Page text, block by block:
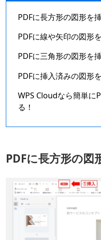
PDFに長方形の図形を
PDFに線や矢印の図形
PDFに三角形の図形を
PDFに挿入済みの図形
WPS Cloudなら簡単に
る！
PDFに長方形の図